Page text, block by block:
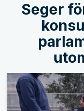
Seger